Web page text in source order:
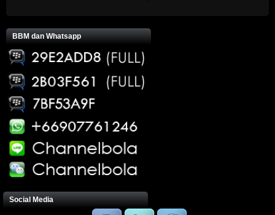
BBM dan Whatsapp
Social Media